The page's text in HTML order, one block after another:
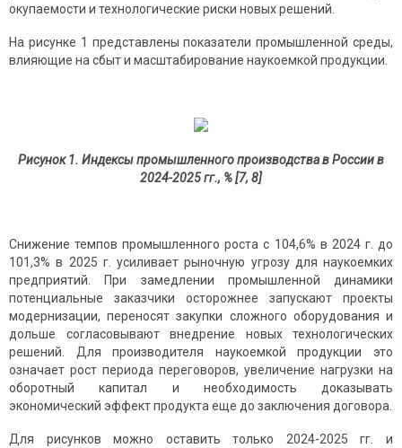
окупаемости и технологические риски новых решений.
На рисунке 1 представлены показатели промышленной среды,
влияющие на сбыт и масштабирование наукоемкой продукции.
Рисунок 1. Индексы промышленного производства в России в
2024-2025 гг., % [7, 8]
Снижение темпов промышленного роста с 104,6% в 2024 г. до
101,3% в 2025 г. усиливает рыночную угрозу для наукоемких
предприятий. При замедлении промышленной динамики
потенциальные заказчики осторожнее запускают проекты
модернизации, переносят закупки сложного оборудования и
дольше согласовывают внедрение новых технологических
решений. Для производителя наукоемкой продукции это
означает рост периода переговоров, увеличение нагрузки на
оборотный капитал и необходимость доказывать
экономический эффект продукта еще до заключения договора.
Для рисунков можно оставить только 2024-2025 гг. и